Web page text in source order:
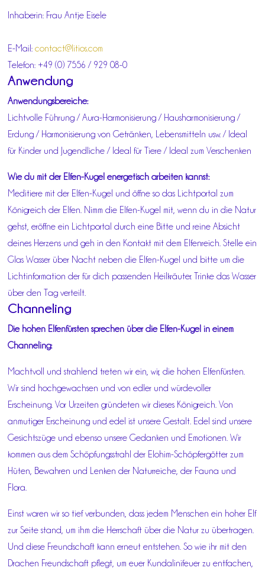
Inhaberin: Frau Antje Eisele
E-Mail:contact@litios.com
Telefon: +49 (0) 7556 / 929 08-0
Anwendung
Anwendungsbereiche:
Lichtvolle Führung / Aura-Harmonisierung / Hausharmonisierung /
Erdung / Harmonisierung von Getränken, Lebensmitteln usw. / Ideal
für Kinder und Jugendliche / Ideal für Tiere / Ideal zum Verschenken
Wie du mit der Elfen-Kugel energetisch arbeiten kannst:
Meditiere mit der Elfen-Kugel und öffne so das Lichtportal zum
Königreich der Elfen. Nimm die Elfen-Kugel mit, wenn du in die Natur
gehst, eröffne ein Lichtportal durch eine Bitte und reine Absicht
deines Herzens und geh in den Kontakt mit dem Elfenreich. Stelle ein
Glas Wasser über Nacht neben die Elfen-Kugel und bitte um die
Lichtinformation der für dich passenden Heilkräuter. Trinke das Wasser
über den Tag verteilt.
Channeling
Die hohen Elfenfürsten sprechen über die Elfen-Kugel in einem
Channeling:
Machtvoll und strahlend treten wir ein, wir, die hohen Elfenfürsten.
Wir sind hochgewachsen und von edler und würdevoller
Erscheinung. Vor Urzeiten gründeten wir dieses Königreich. Von
anmutiger Erscheinung und edel ist unsere Gestalt. Edel sind unsere
Gesichtszüge und ebenso unsere Gedanken und Emotionen. Wir
kommen aus dem Schöpfungsstrahl der Elohim-Schöpfergötter zum
Hüten, Bewahren und Lenken der Naturreiche, der Fauna und
Flora.
Einst waren wir so tief verbunden, dass jedem Menschen ein hoher Elf
zur Seite stand, um ihm die Herrschaft über die Natur zu übertragen.
Und diese Freundschaft kann erneut entstehen. So wie ihr mit den
Drachen Freundschaft pflegt, um euer Kundalinifeuer zu entfachen,